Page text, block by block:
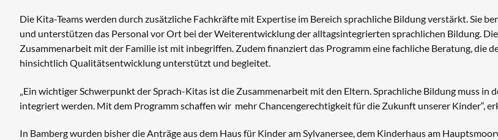
Die Kita-Teams werden durch zusätzliche Fachkräfte mit Expertise im Bereich sprachliche Bildung verstärkt. Sie
und unterstützen das Personal vor Ort bei der Weiterentwicklung der alltagsintegrierten sprachlichen Bildung.
Zusammenarbeit mit der Familie ist mit inbegriffen. Zudem finanziert das Programm eine fachliche Beratung, die
hinsichtlich Qualitätsentwicklung unterstützt und begleitet.
„Ein wichtiger Schwerpunkt der Sprach-Kitas ist die Zusammenarbeit mit den Eltern. Sprachliche Bildung muss in
integriert werden. Mit dem Programm schaffen wir mehr Chancengerechtigkeit für die Zukunft unserer Kinder“,
In Bamberg wurden bisher die Anträge aus dem Haus für Kinder am Sylvanersee, dem Kinderhaus am